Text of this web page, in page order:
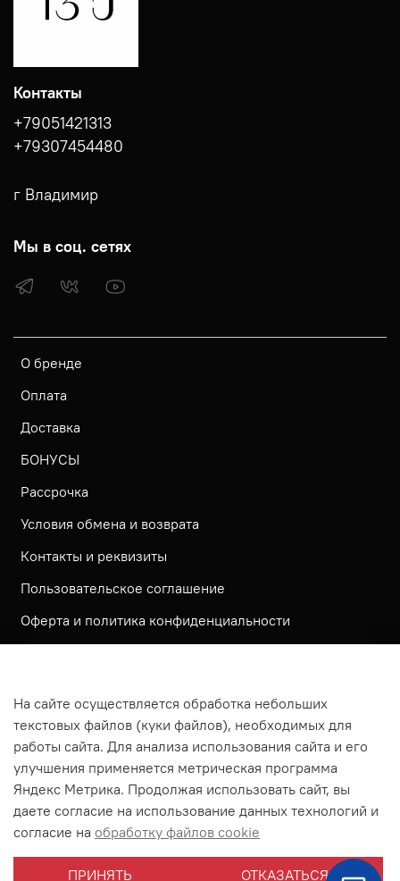
О бренде
Оплата
Доставка
БОНУСЫ
Рассрочка
Условия обмена и возврата
Контакты и реквизиты
Пользовательское соглашение
Оферта и политика конфиденциальности
Согласие посетителя сайта на обработку
персональных данных
На сайте используется метрическая система ЯНДЕКС
МЕТРИКА
На сайте применяются рекомендательные технологии
Согласие на получение рассылки рекламно-
Контакты
+79051421313
+79307454480
г Владимир
Мы в соц. сетях
На сайте осуществляется обработка небольших
текстовых файлов (куки файлов), необходимых для
работы сайта. Для анализа использования сайта и его
улучшения применяется метрическая программа
Яндекс Метрика. Продолжая использовать сайт, вы
даете согласие на использование данных технологий и
согласие на обработку файлов cookie
ПРИНЯТЬ ОТКАЗАТЬСЯ